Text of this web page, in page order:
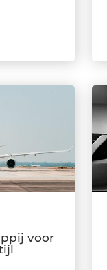
voor